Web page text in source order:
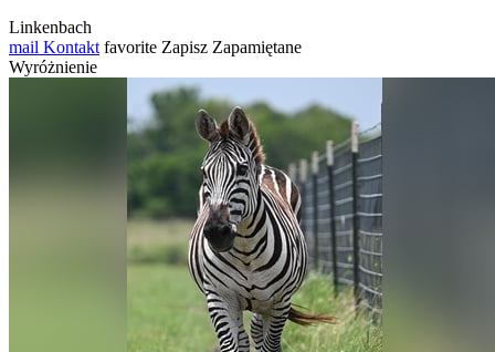
Linkenbach
mail Kontakt favorite Zapisz Zapamiętane
Wyróżnienie